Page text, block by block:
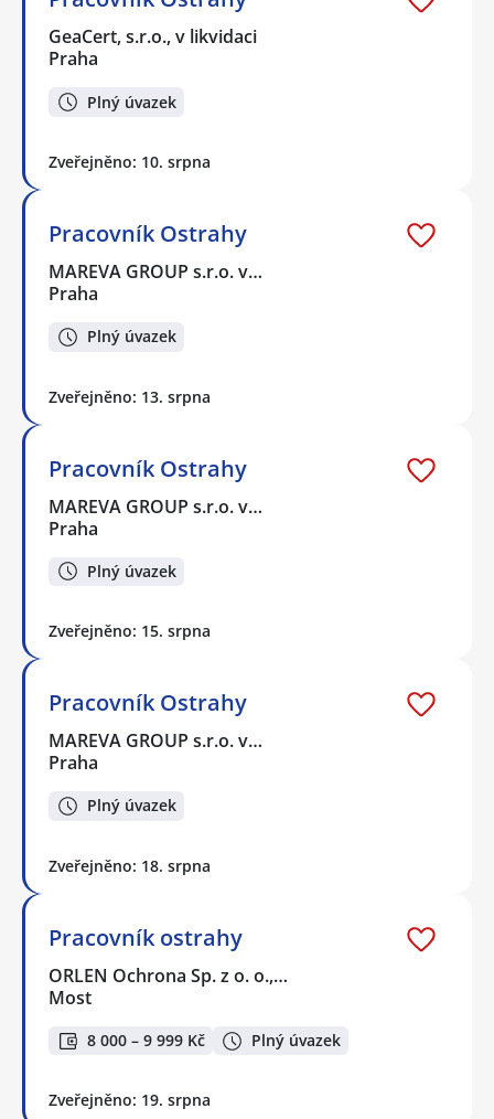
GeaCert, s.r.o., v likvidaci
Praha
Plný úvazek
Zveřejněno: 10. srpna
Pracovník Ostrahy
MAREVA GROUP s.r.o. v…
Praha
Plný úvazek
Zveřejněno: 13. srpna
Pracovník Ostrahy
MAREVA GROUP s.r.o. v…
Praha
Plný úvazek
Zveřejněno: 15. srpna
Pracovník Ostrahy
MAREVA GROUP s.r.o. v…
Praha
Plný úvazek
Zveřejněno: 18. srpna
Pracovník ostrahy
ORLEN Ochrona Sp. z o. o.,…
Most
8 000 – 9 999 Kč Plný úvazek
Zveřejněno: 19. srpna